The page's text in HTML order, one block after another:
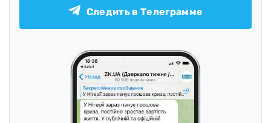
Следить в Телеграмме